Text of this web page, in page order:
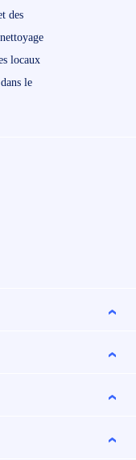
des
locaux
le